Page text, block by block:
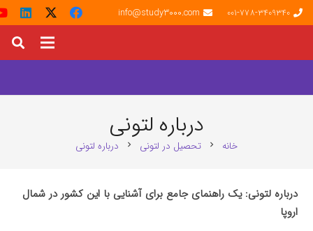
001-778-3409340
info@study3000.com
درباره لتونی
خانه chevron_right تحصیل در لتونی chevron_right درباره لتونی
درباره لتونی: یک راهنمای جامع برای آشنایی با این کشور در شمال
اروپا